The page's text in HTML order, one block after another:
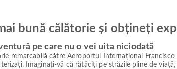
bună călătorie și obțineți
pe care nu o vei uita niciodată
remarcabilă către Aeroportul Internațional
Imaginați-vă că rătăciți pe străzile pline de